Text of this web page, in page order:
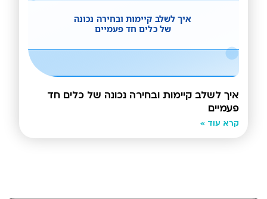
איך לשלב קיימות ובחירה נכונה של כלים חד
פעמיים
קרא עוד »